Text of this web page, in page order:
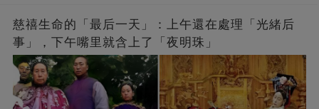
慈禧生命的「最后一天」：上午還在處理「光緒后
事」，下午嘴里就含上了「夜明珠」